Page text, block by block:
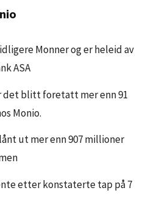
Monner og er heleid av
ASA
det blitt foretatt mer enn 91
Monio.
ut mer enn 907 millioner
etter konstaterte tap på 7